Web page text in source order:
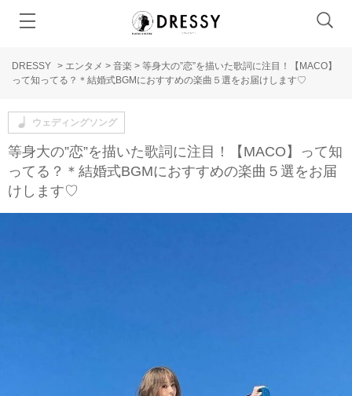
DRESSY > エンタメ > 音楽 > 等身大の”恋”を描いた歌詞に注目！【MACO】
って知ってる？＊結婚式BGMにおすすめの楽曲５選をお届けします♡
ウェディングソング
等身大の”恋”を描いた歌詞に注目！【MACO】って知
ってる？＊結婚式BGMにおすすめの楽曲５選をお届
けします♡